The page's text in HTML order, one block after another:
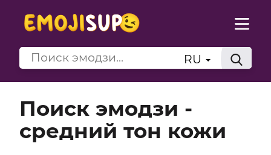
RU
Поиск эмодзи -
средний тон кожи